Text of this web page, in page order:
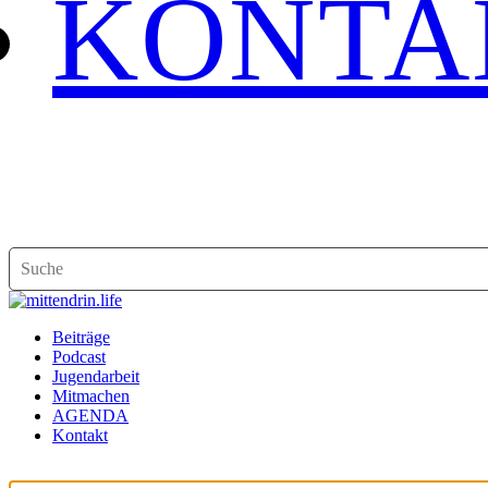
Beiträge
Podcast
Jugendarbeit
Mitmachen
AGENDA
Kontakt